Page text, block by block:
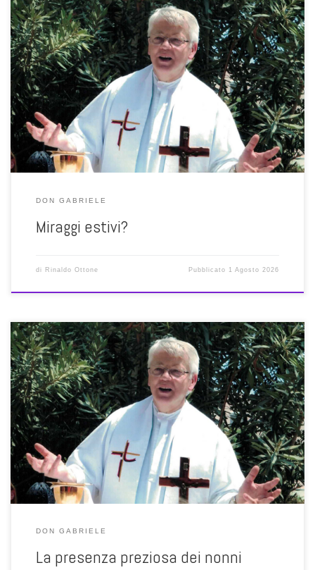
Tutti siamo pronti a sottoscrivere che, senza l’amore, la vita non ha
senso. Non tutti però pensano che, per vivere davvero, bisogna
credere. Già facciamo fatica a credere in Dio, figuriamoci negli altri
uomini; in tale contesto prevale invece l’opposto: il timore, il dubbio,
il giudizio, il sospetto. In controtendenza […]
DON GABRIELE
Miraggi estivi?
di Rinaldo Ottone Pubblicato 1 Agosto 2026
Occorre una sensibilità davvero particolare per descrivere così bene
la figura dei nonni senza esserlo. Perché poi sono cose che si
scoprono sempre troppo tardi, ossia rendersi conto che nessuno ti
ha amato come i nonni, come se tu non avessi difetti. E poi nessun
cibo era così buono come […]
DON GABRIELE
La presenza preziosa dei nonni